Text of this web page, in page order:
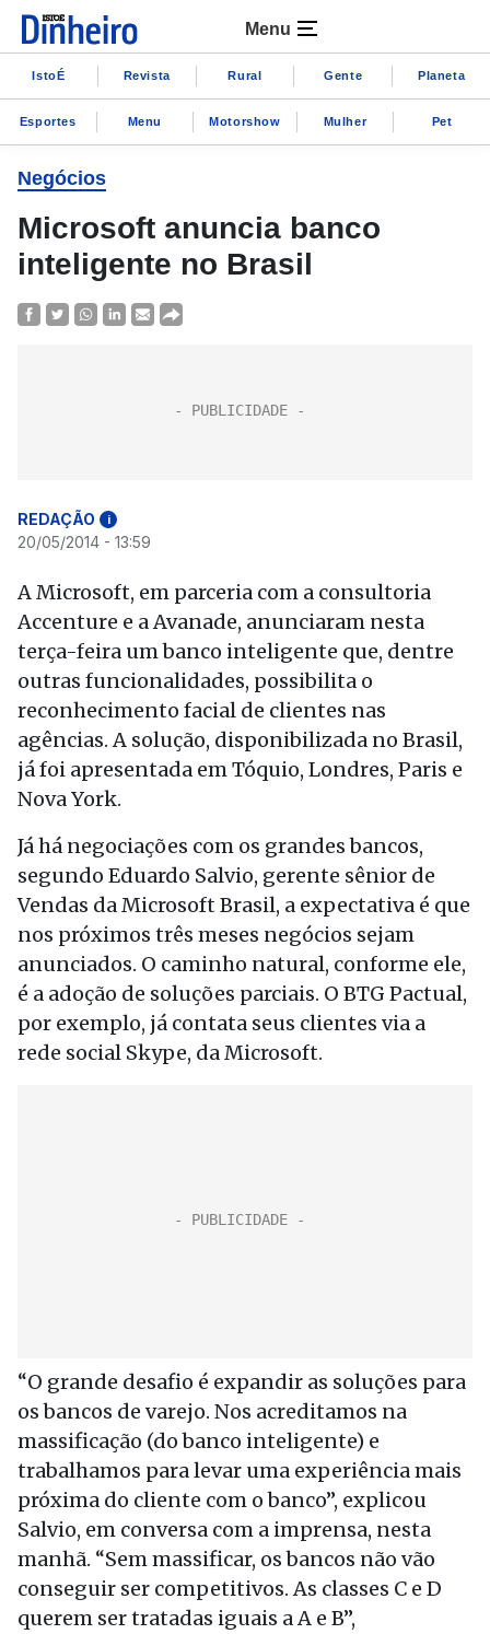
Menu
IstoÉ Revista Rural Gente Planeta
Esportes Menu Motorshow Mulher Pet
Negócios
Microsoft anuncia banco
inteligente no Brasil
REDAÇÃO i
20/05/2014 - 13:59
A Microsoft, em parceria com a consultoria
Accenture e a Avanade, anunciaram nesta
terça-feira um banco inteligente que, dentre
outras funcionalidades, possibilita o
reconhecimento facial de clientes nas
agências. A solução, disponibilizada no Brasil,
já foi apresentada em Tóquio, Londres, Paris e
Nova York.
Já há negociações com os grandes bancos,
segundo Eduardo Salvio, gerente sênior de
Vendas da Microsoft Brasil, a expectativa é que
nos próximos três meses negócios sejam
anunciados. O caminho natural, conforme ele,
é a adoção de soluções parciais. O BTG Pactual,
por exemplo, já contata seus clientes via a
rede social Skype, da Microsoft.
“O grande desafio é expandir as soluções para
os bancos de varejo. Nos acreditamos na
massificação (do banco inteligente) e
trabalhamos para levar uma experiência mais
próxima do cliente com o banco”, explicou
Salvio, em conversa com a imprensa, nesta
manhã. “Sem massificar, os bancos não vão
conseguir ser competitivos. As classes C e D
querem ser tratadas iguais a A e B”,